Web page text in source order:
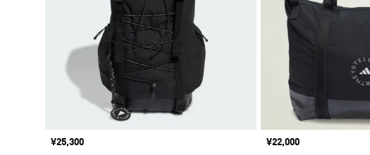
価格
¥25,300
価格
¥22,000